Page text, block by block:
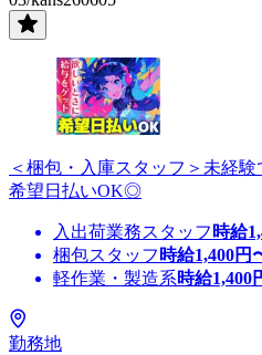
＜梱包・入庫スタッフ＞未経
希望日払いOK◎
入出荷業務スタッフ 時給
梱包スタッフ 時給1,400円
軽作業・製造系時給1,400
勤務地